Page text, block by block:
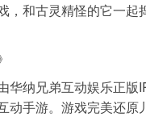
，和古灵精怪的它一起
华纳兄弟互动娱乐正
动手游。游戏完美还原